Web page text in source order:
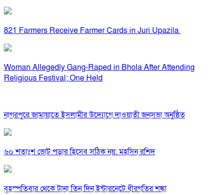
821 Farmers Receive Farmer Cards in Juri Upazila
Woman Allegedly Gang-Raped in Bhola After Attending
Religious Festival; One Held
নাগরপুরে জামায়াতে ইসলামীর উদ্যোগে দাওয়াতী জনসভা অনুষ্ঠিত
৬০ শতাংশ ভোট পড়ার হিসেব সঠিক নয়: মহসিন রশিদ
বৃহস্পতিবার থেকে টানা তিন দিন ইন্টারনেটে ধীরগতির শঙ্কা